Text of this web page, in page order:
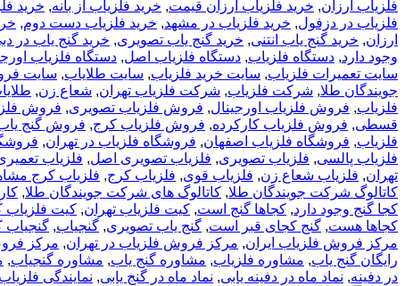
فلزیاب ارزان, خرید فلزیاب ارزان قیمت, خرید فلزیاب از بانه, خرید
فلزیاب در دزفول, خرید فلزیاب در مشهد, خرید فلزیاب دست دوم,
ارزان, خرید گنج یاب انتنی, خرید گنج یاب تصویری, خرید گنج یاب در
وجود دارد, دستگاه فلزیاب, دستگاه فلزیاب اصل, دستگاه فلزیاب
سایت تعمیرات فلزیاب, سایت خرید فلزیاب, سایت طلایاب, سایت
جویندگان طلا, شرکت فلزیاب, شرکت فلزیاب تهران, شعاع زن,
فلزیاب, فروش فلزیاب اورجینال, فروش فلزیاب تصویری, فروش
قسطی, فروش فلزیاب کارکرده, فروش فلزیاب کرج, فروش گنج
فلزیاب, فروشگاه فلزیاب اصفهان, فروشگاه فلزیاب در تهران,
فلزیاب پالسی, فلزیاب تصویری, فلزیاب تصویری اصل, فلزیاب
تهران, فلزیاب شعاع زن, فلزیاب قوی, فلزیاب کرج, فلزیاب کرج
کاتالوگ شرکت جویندگان طلا, کاتالوگ های شرکت جویندگان طلا,
کجا گنج وجود دارد, کجاها گنج است, کیت فلزیاب تهران, کیت فلزیاب
کجاها هست, گنج کجای قبر است, گنج یاب تصویری, گنجیاب, گنجیاب
مرکز فروش فلزیاب ایران, مرکز فروش فلزیاب در تهران, مرکز
رایگان گنج یاب, مشاوره فلزیاب, مشاوره گنج یاب, مشاوره گنجیاب,
در دفینه, نماد ماه در دفینه یابی, نماد ماه در گنج یابی, نمایندگی